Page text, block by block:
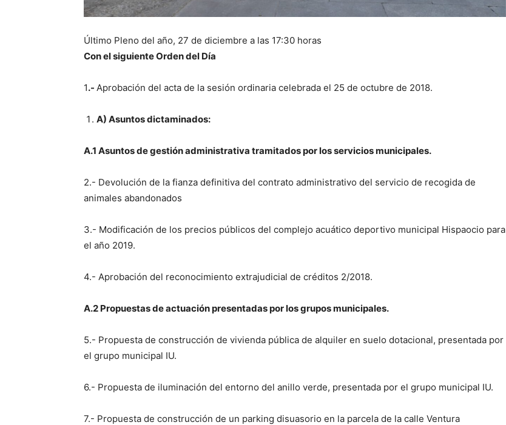
Último Pleno del año, 27 de diciembre a las 17:30 horas
Con el siguienteOrden del Día
1.- Aprobación del acta de la sesión ordinaria celebrada el 25 de octubre de 2018.
A) Asuntos dictaminados:
A.1 Asuntos de gestión administrativa tramitados por los servicios municipales.
2.- Devolución de la fianza definitiva del contrato administrativo del servicio de recogida de
animales abandonados
3.- Modificación de los precios públicos del complejo acuático deportivo municipal Hispaocio para
el año 2019.
4.- Aprobación del reconocimiento extrajudicial de créditos 2/2018.
A.2 Propuestas de actuación presentadas por los grupos municipales.
5.- Propuesta de construcción de vivienda pública de alquiler en suelo dotacional, presentada por
el grupo municipal IU.
6.- Propuesta de iluminación del entorno del anillo verde, presentada por el grupo municipal IU.
7.- Propuesta de construcción de un parking disuasorio en la parcela de la calle Ventura